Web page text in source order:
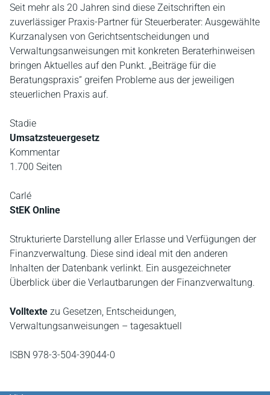
Seit mehr als 20 Jahren sind diese Zeitschriften ein
zuverlässiger Praxis-Partner für Steuerberater: Ausgewählte
Kurzanalysen von Gerichtsentscheidungen und
Verwaltungsanweisungen mit konkreten Beraterhinweisen
bringen Aktuelles auf den Punkt. „Beiträge für die
Beratungspraxis“ greifen Probleme aus der jeweiligen
steuerlichen Praxis auf.
Stadie
Umsatzsteuergesetz
Kommentar
1.700 Seiten
Carlé
StEK Online
Strukturierte Darstellung aller Erlasse und Verfügungen der
Finanzverwaltung. Diese sind ideal mit den anderen
Inhalten der Datenbank verlinkt. Ein ausgezeichneter
Überblick über die Verlautbarungen der Finanzverwaltung.
Volltexte zu Gesetzen, Entscheidungen,
Verwaltungsanweisungen – tagesaktuell
ISBN 978-3-504-39044-0